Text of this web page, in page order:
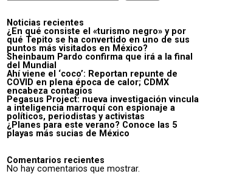
Noticias recientes
¿En qué consiste el «turismo negro» y por
qué Tepito se ha convertido en uno de sus
puntos más visitados en México?
Sheinbaum Pardo confirma que irá a la final
del Mundial
Ahí viene el ‘coco’: Reportan repunte de
COVID en plena época de calor; CDMX
encabeza contagios
Pegasus Project: nueva investigación vincula
a inteligencia marroquí con espionaje a
políticos, periodistas y activistas
¿Planes para este verano? Conoce las 5
playas más sucias de México
Comentarios recientes
No hay comentarios que mostrar.